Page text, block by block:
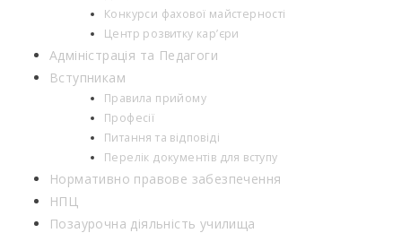
Конкурси фахової майстерності
Центр розвитку кар’єри
Адміністрація та Педагоги
Вступникам
Правила прийому
Професії
Питання та відповіді
Перелік документів для вступу
Нормативно правове забезпечення
НПЦ
Позаурочна діяльність училища